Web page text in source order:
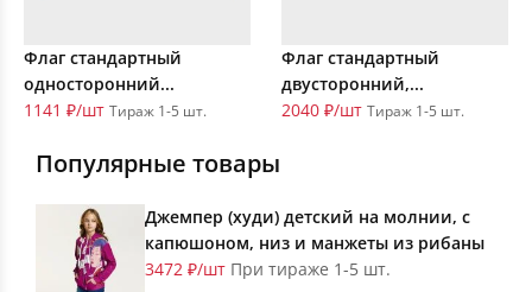
Флаг стандартный
односторонний...
1141 ₽/шт Тираж 1-5 шт.
Флаг стандартный
двусторонний,...
2040 ₽/шт Тираж 1-5 шт.
Популярные товары
Джемпер (худи) детский на молнии, с
капюшоном, низ и манжеты из рибаны
3472 ₽/шт При тираже 1-5 шт.